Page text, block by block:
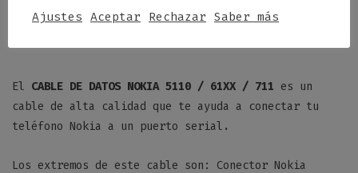
Descripción
El CABLE DE DATOS NOKIA 5110 / 61XX / 711 es un
cable de alta calidad que te ayuda a conectar tu
teléfono Nokia a un puerto serial.
Los extremos de este cable son: Conector Nokia
Ajustes
Aceptar Rechazar Saber más